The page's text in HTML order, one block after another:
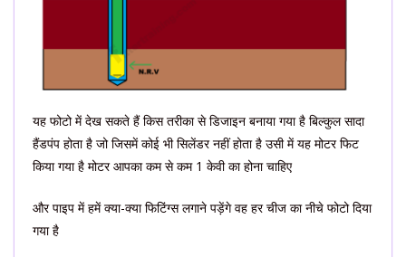
यह फोटो में देख सकते हैं किस तरीका से डिजाइन बनाया गया है बिल्कुल सादा
हैंडपंप होता है जो जिसमें कोई भी सिलेंडर नहीं होता है उसी में यह मोटर फिट
किया गया है मोटर आपका कम से कम 1 केवी का होना चाहिए
और पाइप में हमें क्या-क्या फिटिंग्स लगाने पड़ेंगे वह हर चीज का नीचे फोटो दिया
गया है